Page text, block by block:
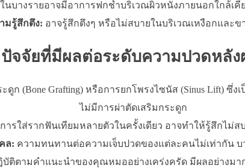
ในบางรายอาจมีอาการฟกช้ำบริเวณผิวหนังภายนอกใกล้เคี
มรู้สึกตึง: อาจรู้สึกตึงๆ หรือไม่สบายในบริเวณเหงือกและข
ปัจจัยที่มีผลต่อระดับความปวดหลัง
ก (Bone Grafting) หรือการยกโพรงไซนัส (Sinus Lift)
ไม่มีการผ่าตัดเสริมกระดูก
การใส่รากฟันเทียมหลายตัวในครั้งเดียว อาจทำให้รู้สึกไม่ส
ล: ความทนทานต่อความเจ็บปวดของแต่ละคนไม่เท่ากัน
บัติตามคำแนะนำของคุณหมออย่างเคร่งครัด มีผลอย่างมา